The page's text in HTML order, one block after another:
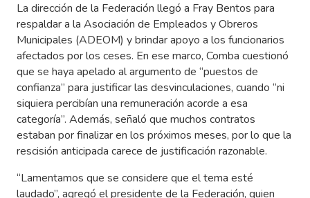
La dirección de la Federación llegó a Fray Bentos para
respaldar a la Asociación de Empleados y Obreros
Municipales (ADEOM) y brindar apoyo a los funcionarios
afectados por los ceses. En ese marco, Comba cuestionó
que se haya apelado al argumento de “puestos de
confianza” para justificar las desvinculaciones, cuando “ni
siquiera percibían una remuneración acorde a esa
categoría”. Además, señaló que muchos contratos
estaban por finalizar en los próximos meses, por lo que la
rescisión anticipada carece de justificación razonable.
“Lamentamos que se considere que el tema esté
laudado”, agregó el presidente de la Federación, quien